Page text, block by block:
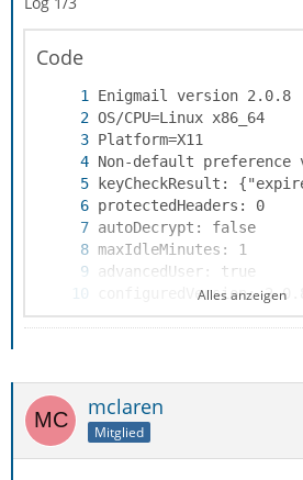
Code
Alles anzeigen
mclaren
Mitglied